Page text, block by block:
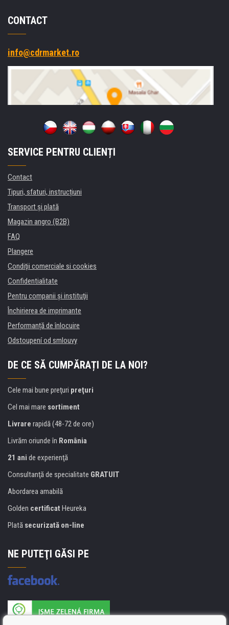
CONTACT
info@cdrmarket.ro
SERVICE PENTRU CLIENȚI
Contact
Tipuri, sfaturi, instrucțiuni
Transport şi plată
Magazin angro (B2B)
FAQ
Plangere
Condiţii comerciale si cookies
Confidentialitate
Pentru companii și instituţii
Închirierea de imprimante
Performanță de înlocuire
Odstoupení od smlouvy
DE CE SĂ CUMPĂRAȚI DE LA NOI?
Cele mai bune preţuri preţuri
Cel mai mare sortiment
Livrare rapidă (48-72 de ore)
Livrăm oriunde în România
21 ani de experienţă
Consultanţă de specialitate GRATUIT
Abordarea amabilă
Golden certificat Heureka
Plată securizată on-line
NE PUTEŢI GĂSI PE